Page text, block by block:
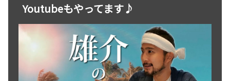
Youtubeもやってます♪